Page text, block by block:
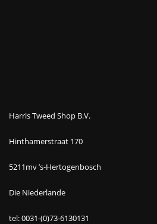
Harris Tweed Shop B.V.
Hinthamerstraat 170
5211mv ’s-Hertogenbosch
Die Niederlande
tel: 0031-(0)73-6130131